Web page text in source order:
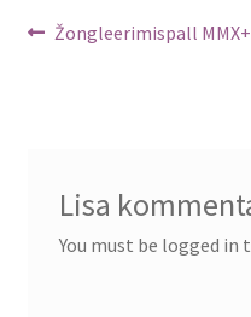
Navigeerimine
Previous
Žongleerimispall MMX+
Lisa
You must be logged in